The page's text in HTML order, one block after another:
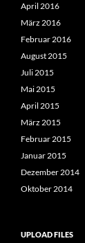
April 2016
März 2016
Februar 2016
August 2015
Juli 2015
Mai 2015
April 2015
März 2015
Februar 2015
Januar 2015
Dezember 2014
Oktober 2014
UPLOAD FILES